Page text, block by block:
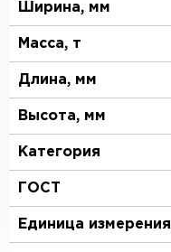
Ширина, мм
Масса, т
Длина, мм
Высота, мм
Категория
ГОСТ
Единица измерения